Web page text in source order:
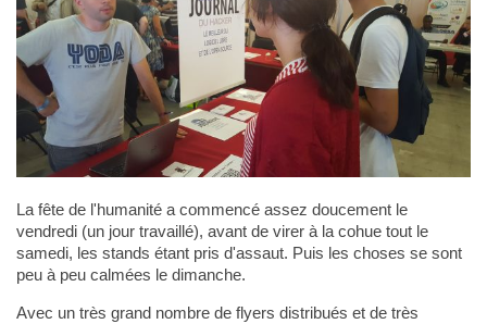
La fête de l'humanité a commencé assez doucement le
vendredi (un jour travaillé), avant de virer à la cohue tout le
samedi, les stands étant pris d'assaut. Puis les choses se sont
peu à peu calmées le dimanche.
Avec un très grand nombre de flyers distribués et de très